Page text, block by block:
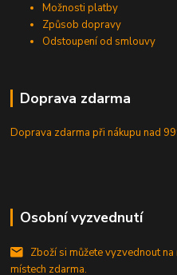
Možnosti platby
Způsob dopravy
Odstoupení od smlouvy
Doprava zdarma
Doprava zdarma při nákupunad
Osobní vyzvednutí
Zboží si můžete vyzvednout
místech zdarma.